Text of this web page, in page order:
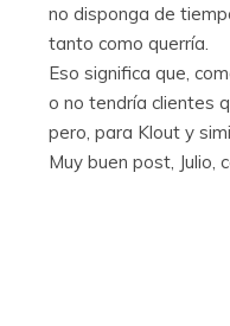
no disponga de
tanto como querría.
Eso significa que,
o no tendría clientes
pero, para Klout y
Muy buen post, Julio,